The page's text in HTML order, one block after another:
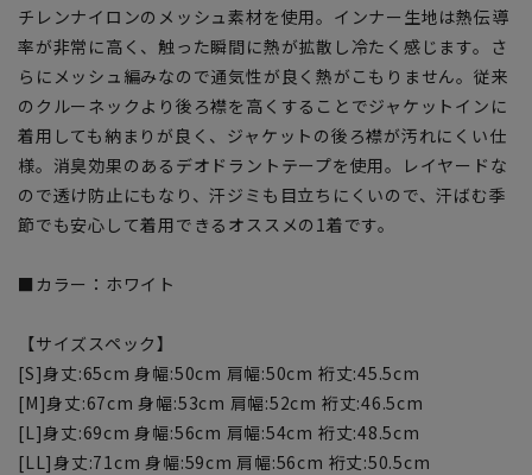
チレンナイロンのメッシュ素材を使用。インナー生地は熱伝導
率が非常に高く、触った瞬間に熱が拡散し冷たく感じます。さ
らにメッシュ編みなので通気性が良く熱がこもりません。従来
のクルーネックより後ろ襟を高くすることでジャケットインに
着用しても納まりが良く、ジャケットの後ろ襟が汚れにくい仕
様。消臭効果のあるデオドラントテープを使用。レイヤードな
ので透け防止にもなり、汗ジミも目立ちにくいので、汗ばむ季
節でも安心して着用できるオススメの1着です。
■カラー：ホワイト
【サイズスペック】
[S]身丈:65cm 身幅:50cm 肩幅:50cm 裄丈:45.5cm
[M]身丈:67cm 身幅:53cm 肩幅:52cm 裄丈:46.5cm
[L]身丈:69cm 身幅:56cm 肩幅:54cm 裄丈:48.5cm
[LL]身丈:71cm 身幅:59cm 肩幅:56cm 裄丈:50.5cm